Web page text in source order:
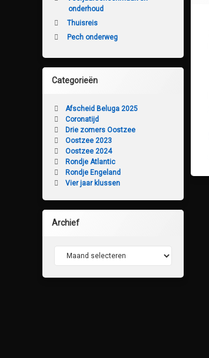
onderhoud
Thuisreis
Pech onderweg
Categorieën
Afscheid Beluga 2025
Coronatijd
Drie zomers Oostzee
Oostzee 2023
Oostzee 2024
Rondje Atlantic
Rondje Engeland
Vier jaar klussen
Archief
Archief